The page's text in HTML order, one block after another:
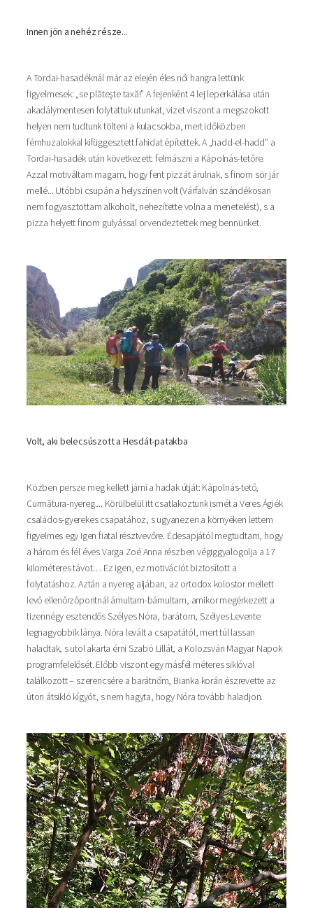
Innen jön a nehéz része...
A Tordai-hasadéknál már az elején éles női hangra lettünk
figyelmesek: „se plăteşte taxă!” A fejenként 4 lej leperkálása után
akadálymentesen folytattuk utunkat, vizet viszont a megszokott
helyen nem tudtunk tölteni a kulacsokba, mert időközben
fémhuzalokkal kifüggesztett fahidat építettek. A „hadd-el-hadd” a
Tordai-hasadék után következett: felmászni a Kápolnás-tetőre.
Azzal motiváltam magam, hogy fent pizzát árulnak, s finom sör jár
mellé... Utóbbi csupán a helyszínen volt (Várfalván szándékosan
nem fogyasztottam alkoholt, nehezítette volna a menetelést), s a
pizza helyett finom gulyással örvendeztettek meg bennünket.
Volt, aki belecsúszott a Hesdát-patakba
Közben persze meg kellett járni a hadak útját: Kápolnás-tető,
Curmătura-nyereg.... Körülbelül itt csatlakoztunk ismét a Veres Ágiék
családos-gyerekes csapatához, s ugyanezen a környéken lettem
figyelmes egy igen fiatal résztvevőre. Édesapjától megtudtam, hogy
a három és fél éves Varga Zoé Anna részben végiggyalogolja a 17
kilométeres távot… Ez igen, ez motivációt biztosított a
folytatáshoz. Aztán a nyereg aljában, az ortodox kolostor mellett
levő ellenőrzőpontnál ámultam-bámultam, amikor megérkezett a
tizennégy esztendős Szélyes Nóra, barátom, Szélyes Levente
legnagyobbik lánya. Nóra levált a csapatától, mert túl lassan
haladtak, s utol akarta érni Szabó Lillát, a Kolozsvári Magyar Napok
programfelelősét. Előbb viszont egy másfél méteres siklóval
találkozott – szerencsére a barátnőm, Bianka korán észrevette az
úton átsikló kígyót, s nem hagyta, hogy Nóra tovább haladjon.